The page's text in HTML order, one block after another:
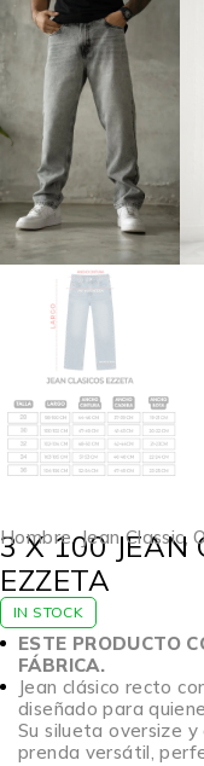
Hombre,Jean Classic,
3 X 100 JEAN
EZZETA
IN STOCK
ESTE PRODUCTO
FÁBRICA.
Jean clásico recto
diseñado para
Su silueta oversize
prenda versátil,